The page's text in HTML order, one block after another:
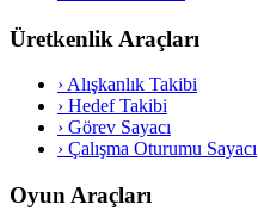
Üretkenlik Araçları
›Alışkanlık Takibi
› Hedef Takibi
› Görev Sayacı
› Çalışma Oturumu Sayacı
Oyun Araçları